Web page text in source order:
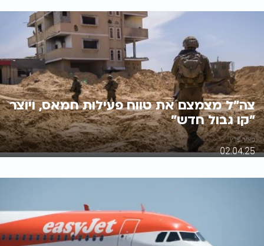
צה"ל מצמצם את טווח פעילות חמאס, ויוצר
"קו גבול חדש"
מאיר פרץ
02.04.25